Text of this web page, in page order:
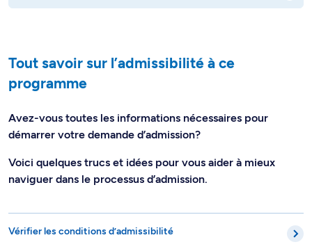
Tout savoir sur l’admissibilité à ce
programme
Avez-vous toutes les informations nécessaires pour
démarrer votre demande d’admission?
Voici quelques trucs et idées pour vous aider à mieux
naviguer dans le processus d’admission.
Vérifier les conditions d’admissibilité